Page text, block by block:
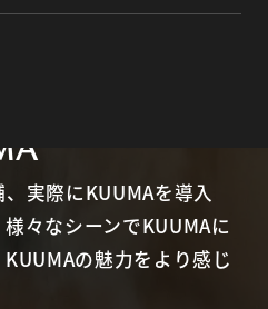
とと、サウナストーブに
もしくは鉄筋の入ったコ
実際にKUUMAを導入
々なシーンでKUUMAに
の魅力をより感じ